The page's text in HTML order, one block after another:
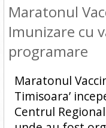
Maratonul
Imunizare cu
programare
Maratonul
Timisoara’
Centrul